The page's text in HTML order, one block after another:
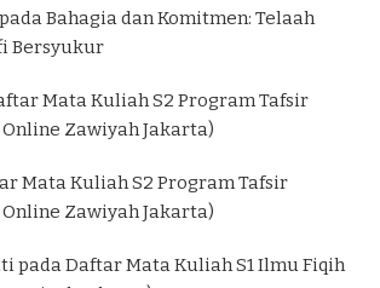
padaBahagia dan Komitmen: Telaah
Bersyukur
Mata Kuliah S2 Program Tafsir
Zawiyah Jakarta)
Mata Kuliah S2 Program Tafsir
Zawiyah Jakarta)
padaDaftar Mata Kuliah S1 Ilmu Fiqih